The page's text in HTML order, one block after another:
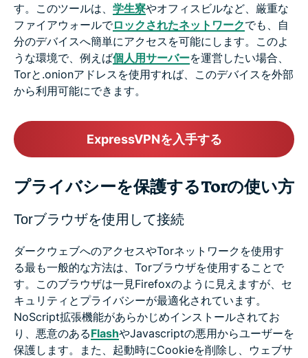
す。このツールは、 学生寮やオフィスビルなど、厳重な
ファイアウォールでロックされたネットワークでも、自
分のデバイスへ簡単にアクセスを可能にします。このよ
うな環境で、例えば個人用サーバーを運営したい場合、
Torと.onionアドレスを使用すれば、このデバイスを外部
から利用可能にできます。
ExpressVPNを入手する
プライバシーを保護するTorの使い方
Torブラウザを使用して接続
ダークウェブへのアクセスやTorネットワークを使用す
る最も一般的な方法は、Torブラウザを使用することで
す。このブラウザは一見Firefoxのように見えますが、セ
キュリティとプライバシーが最適化されています。
NoScript拡張機能があらかじめインストールされてお
り、悪意のあるFlashやJavascriptの悪用からユーザーを
保護します。また、起動時にCookieを削除し、ウェブサ